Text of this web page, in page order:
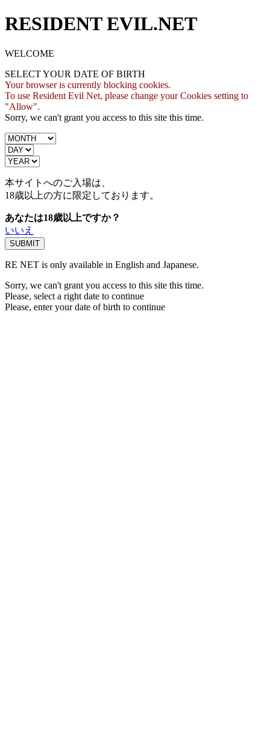
RESIDENT EVIL.NET
WELCOME
SELECT YOUR DATE OF BIRTH
Your browser is currently blocking cookies.
To use Resident Evil Net, please change your Cookies setting to
"Allow".
Sorry, we can't grant you access to this site this time.
本サイトへのご入場は、
18歳以上の方に限定しております。
あなたは18歳以上ですか？
いいえ
RE NET is only available in English and Japanese.
Sorry, we can't grant you access to this site this time.
Please, select a right date to continue
Please, enter your date of birth to continue